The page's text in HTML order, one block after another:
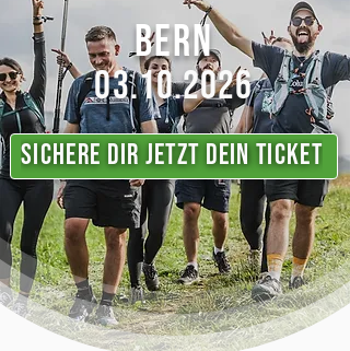
BERN
03.10.2026
Sichere Dir jetzt dein ticket